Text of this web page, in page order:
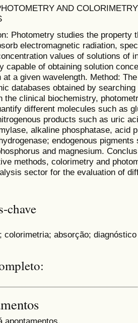
AND
Photometry studies the property
electromagnetic radiation,
values of solutions of
capable of obtaining solution
at a given wavelength. Method:
databases obtained by
the clinical biochemistry,
different molecules such as
products such as uric
alkaline phosphatase, acid
endogenous
and magnesium.
methods, colorimetry and
sector for the evaluation of
chave
colorimetria; absorção;